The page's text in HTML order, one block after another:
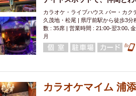
石垣牛
スペシャルディナー
ホルモン(もつ)
ンバル・イタリアンバール
ビエ
安里駅周辺 アジア・エスニック
昼宴会
イベリコ豚 山盛、メガ盛り
カラオケ・ライブハウス バー・カク
久茂地・松尾 | 県庁前駅から徒歩3分
数 : 35席 | 営業時間 : 21:00-翌3:00､
月
カラオケマイム 浦